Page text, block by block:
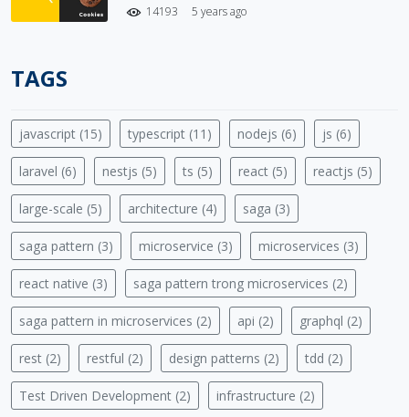
14193 5 years ago
TAGS
javascript (15) typescript (11) nodejs (6) js (6)
laravel (6) nestjs (5) ts (5) react (5) reactjs (5)
large-scale (5) architecture (4) saga (3)
saga pattern (3) microservice (3) microservices (3)
react native (3) saga pattern trong microservices (2)
saga pattern in microservices (2) api (2) graphql (2)
rest (2) restful (2) design patterns (2) tdd (2)
Test Driven Development (2) infrastructure (2)